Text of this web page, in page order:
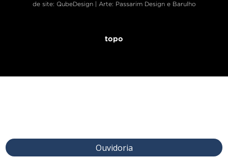
de site: QubeDesign | Arte: Passarim Design e Barulho
topo
Ouvidoria